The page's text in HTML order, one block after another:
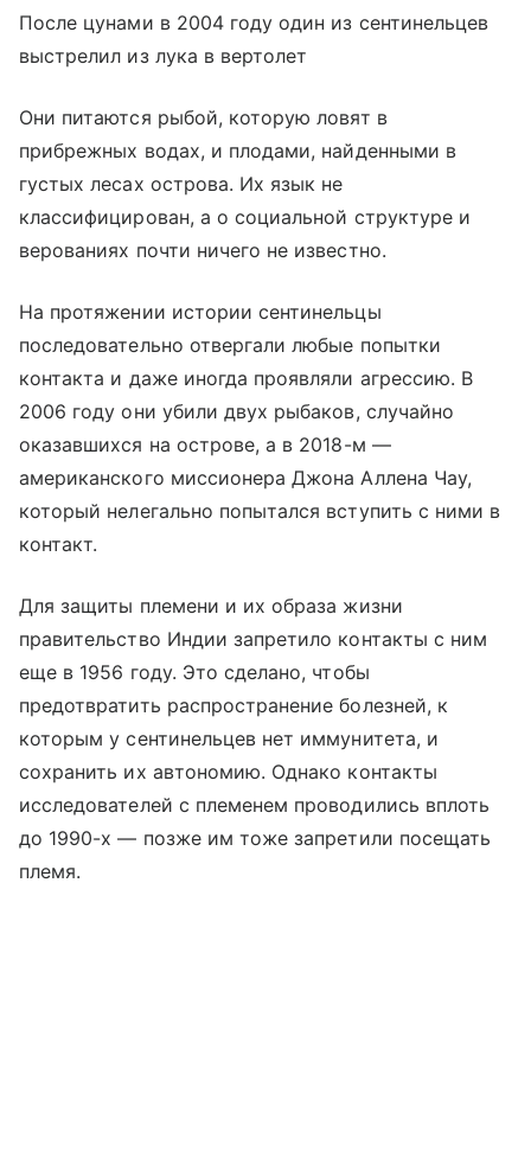
После цунами в 2004 году один из сентинельцев
выстрелил из лука в вертолет
Они питаются рыбой, которую ловят в
прибрежных водах, и плодами, найденными в
густых лесах острова. Их язык не
классифицирован, а о социальной структуре и
верованиях почти ничего не известно.
На протяжении истории сентинельцы
последовательно отвергали любые попытки
контакта и даже иногда проявляли агрессию. В
2006 году они убили двух рыбаков, случайно
оказавшихся на острове, а в 2018-м —
американского миссионера Джона Аллена Чау,
который нелегально попытался вступить с ними в
контакт.
Для защиты племени и их образа жизни
правительство Индии запретило контакты с ним
еще в 1956 году. Это сделано, чтобы
предотвратить распространение болезней, к
которым у сентинельцев нет иммунитета, и
сохранить их автономию. Однако контакты
исследователей с племенем проводились вплоть
до 1990-х — позже им тоже запретили посещать
племя.